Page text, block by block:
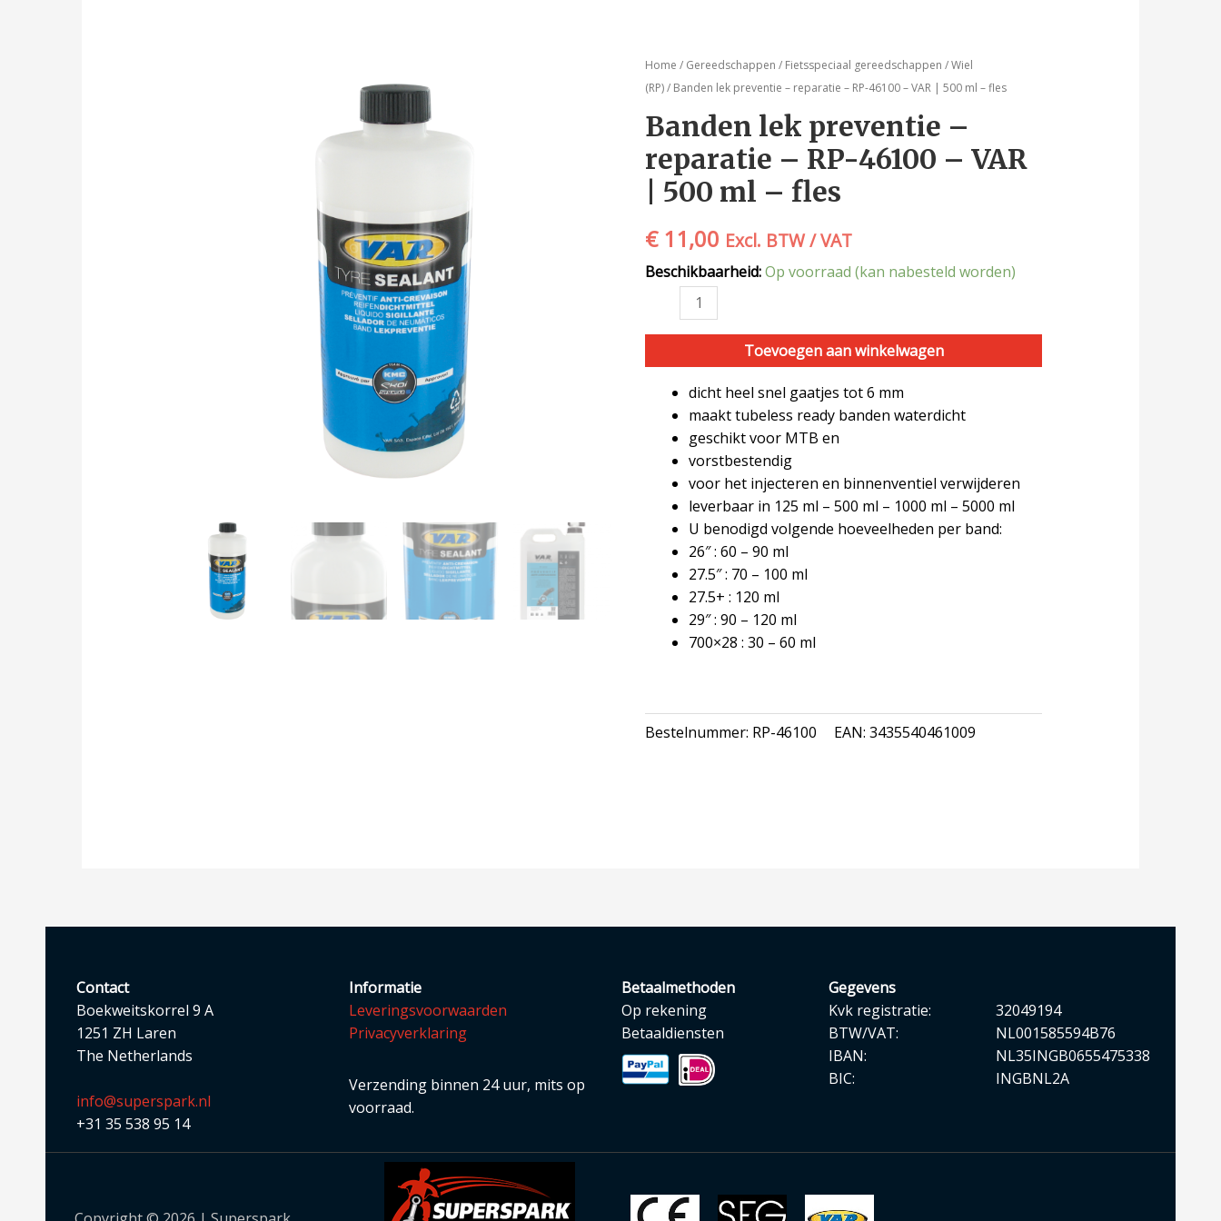
Home / Gereedschappen / Fietsspeciaal gereedschappen /Wiel
(RP)/ Banden lek preventie – reparatie – RP-46100 – VAR | 500 ml – fles
Banden lek preventie –
reparatie – RP-46100 – VAR
| 500 ml – fles
€11,00 Excl. BTW / VAT
Beschikbaarheid:Op voorraad (kan nabesteld worden)
Banden
lek
preventie
-
reparatie
-
RP-
-
VAR
ml
Toevoegen aan winkelwagen
dicht heel snel gaatjes tot 6 mm
maakt tubeless ready banden waterdicht
geschikt voor MTB en
vorstbestendig
voor het injecteren en binnenventiel verwijderen
leverbaar in 125 ml – 500 ml – 1000 ml – 5000 ml
U benodigd volgende hoeveelheden per band:
26″ : 60 – 90 ml
27.5″ : 70 – 100 ml
27.5+ : 120 ml
29″ : 90 – 120 ml
700×28 : 30 – 60 ml
Bestelnummer: RP-46100 EAN:3435540461009
Contact
Boekweitskorrel 9 A
1251 ZH Laren
The Netherlands
info@superspark.nl
+31 35 538 95 14
Informatie
Leveringsvoorwaarden
Privacyverklaring
Verzending binnen 24 uur, mits op
voorraad.
Betaalmethoden
Op rekening
Betaaldiensten
Gegevens
Kvk registratie:
BTW/VAT:
IBAN:
BIC:
32049194
NL001585594B76
NL35INGB0655475338
INGBNL2A